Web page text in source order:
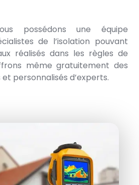
possédons une équipe
de l’isolation pouvant
réalisés dans les règles de
même gratuitement des
personnalisés d’experts.